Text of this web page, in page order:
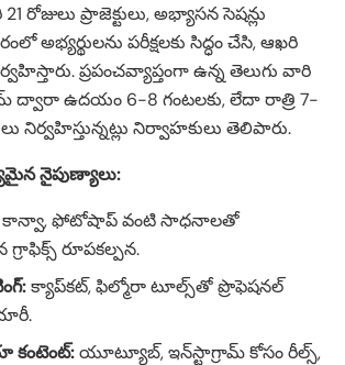
రోజులు ప్రాజెక్టులు, అభ్యాసన సెషన్లు
పరీక్షలకు సిద్ధం చేసి, ఆఖరి
ప్రపంచవ్యాప్తంగా ఉన్న తెలుగు వారి
ద్వారా ఉదయం 6-8 గంటలకు, లేదా రాత్రి 7-
నిర్వహిస్తున్నట్లు నిర్వాహకులు తెలిపారు.
నైపుణ్యాలు:
కాన్వా, ఫోటోషాప్‌ వంటి సాధనాలతో
రూపకల్పన.
క్యాప్‌కట్‌, ఫిల్మోరా టూల్స్‌తో ప్రొఫెషనల్
యూట్యూబ్, ఇన్‌స్టాగ్రామ్‌ కోసం రీల్స్,